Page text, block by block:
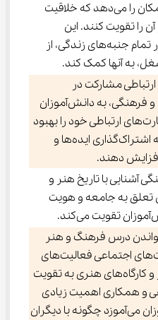
را می‌دهد که خلاقیت
را تقویت کنند. این
تمام جنبه‌های زندگی، از
به آنها کمک کند.
مشارکت در
فرهنگی، به دانش‌آموزان
ارتباطی خود را بهبود
اشتراک‌گذاری ایده‌ها و
دهند.
آشنایی با تاریخ هنر و
به جامعه و هویت
تقویت می‌کند.
درس فرهنگ و هنر
اجتماعی فعالیت‌های
و کارگاه‌های هنری به تقویت
و همکاری اهمیت زیادی
می‌آموزد چگونه با دیگران